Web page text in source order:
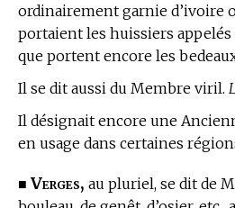
ordinairement garnie d’ivoire
portaient les huissiers appelés
que portent encore les
Il se dit aussi du Membre viril.
Il désignait encore une
en usage dans certaines
■ Verges, au pluriel, se dit de